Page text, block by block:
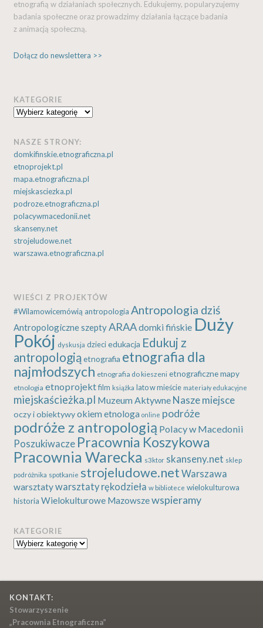
etnografią w działaniach społecznych. Edukujemy, popularyzujemy
badania społeczne oraz prowadzimy działania łączące badania
z animacją społeczną.
Dołącz do newslettera >>
KATEGORIE
Kategorie
NASZE STRONY:
domkifinskie.etnograficzna.pl
etnoprojekt.pl
mapa.etnograficzna.pl
miejskasciezka.pl
podroze.etnograficzna.pl
polacywmacedonii.net
skanseny.net
strojeludowe.net
warszawa.etnograficzna.pl
WIEŚCI Z PROJEKTÓW
#Wilamowicemówią antropologia Antropologia dziś
Antropologiczne szeptyARAAdomki fińskie Duży
Pokój dyskusja dzieci edukacja Edukuj z
antropologiąetnografia etnografia dla
najmłodszych etnografia do kieszeni etnograficzne mapy
etnologia etnoprojekt film książka lato w mieście materiały edukacyjne
miejskaścieżka.pl Muzeum Aktywne Nasze miejsce
oczy i obiektywyokiem etnologa online podróże
podróże z antropologią Polacy w Macedonii
Poszukiwacze Pracownia Koszykowa
Pracownia Warecka s3ktor skanseny.net sklep
podróżnika spotkanie strojeludowe.net Warszawa
warsztatywarsztaty rękodzieła w bibliotece wielokulturowa
historia Wielokulturowe Mazowszewspieramy
KATEGORIE
Kategorie
KONTAKT:
Stowarzyszenie
„Pracownia Etnograficzna”